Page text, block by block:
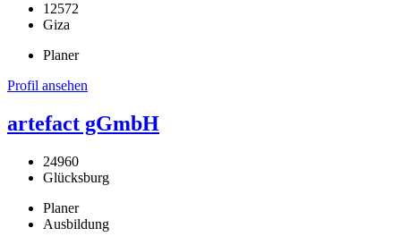
12572
Giza
Planer
Profil ansehen
artefact gGmbH
24960
Glücksburg
Planer
Ausbildung